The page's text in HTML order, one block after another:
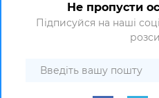
Не пропусти
Підписуйся на наші